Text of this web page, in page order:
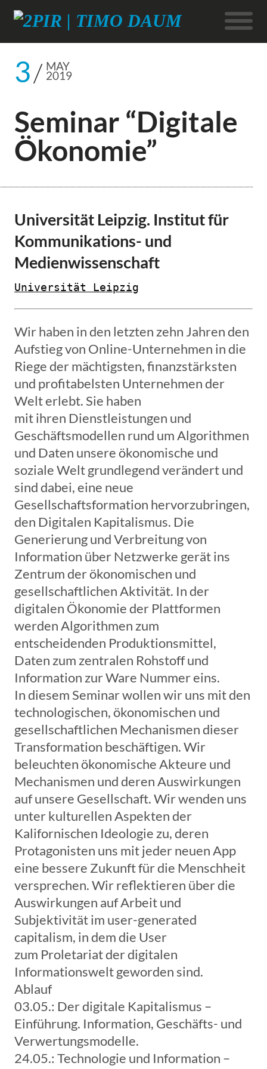
3 MAY
2019
Seminar “Digitale
Ökonomie”
Universität Leipzig. Institut für
Kommunikations- und
Medienwissenschaft
Universität Leipzig
Wir haben in den letzten zehn Jahren den
Aufstieg von Online-Unternehmen in die
Riege der mächtigsten, finanzstärksten
und profitabelsten Unternehmen der
Welt erlebt. Sie haben
mit ihren Dienstleistungen und
Geschäftsmodellen rund um Algorithmen
und Daten unsere ökonomische und
soziale Welt grundlegend verändert und
sind dabei, eine neue
Gesellschaftsformation hervorzubringen,
den Digitalen Kapitalismus. Die
Generierung und Verbreitung von
Information über Netzwerke gerät ins
Zentrum der ökonomischen und
gesellschaftlichen Aktivität. In der
digitalen Ökonomie der Plattformen
werden Algorithmen zum
entscheidenden Produktionsmittel,
Daten zum zentralen Rohstoff und
Information zur Ware Nummer eins.
In diesem Seminar wollen wir uns mit den
technologischen, ökonomischen und
gesellschaftlichen Mechanismen dieser
Transformation beschäftigen. Wir
beleuchten ökonomische Akteure und
Mechanismen und deren Auswirkungen
auf unsere Gesellschaft. Wir wenden uns
unter kulturellen Aspekten der
Kalifornischen Ideologie zu, deren
Protagonisten uns mit jeder neuen App
eine bessere Zukunft für die Menschheit
versprechen. Wir reflektieren über die
Auswirkungen auf Arbeit und
Subjektivität im user-generated
capitalism, in dem die User
zum Proletariat der digitalen
Informationswelt geworden sind.
Ablauf
03.05.: Der digitale Kapitalismus –
Einführung. Information, Geschäfts- und
Verwertungsmodelle.
24.05.: Technologie und Information –